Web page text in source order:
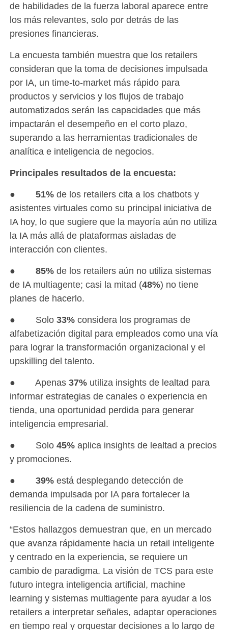
de habilidades de la fuerza laboral aparece entre
los más relevantes, solo por detrás de las
presiones financieras.
La encuesta también muestra que los retailers
consideran que la toma de decisiones impulsada
por IA, un time-to-market más rápido para
productos y servicios y los flujos de trabajo
automatizados serán las capacidades que más
impactarán el desempeño en el corto plazo,
superando a las herramientas tradicionales de
analítica e inteligencia de negocios.
Principales resultados de la encuesta:
● 51%de los retailers cita a los chatbots y
asistentes virtuales como su principal iniciativa de
IA hoy, lo que sugiere que la mayoría aún no utiliza
la IA más allá de plataformas aisladas de
interacción con clientes.
● 85%de los retailers aún no utiliza sistemas
de IA multiagente; casi la mitad (48%) no tiene
planes de hacerlo.
● Solo 33%considera los programas de
alfabetización digital para empleados como una vía
para lograr la transformación organizacional y el
upskilling del talento.
● Apenas 37%utiliza insights de lealtad para
informar estrategias de canales o experiencia en
tienda, una oportunidad perdida para generar
inteligencia empresarial.
● Solo 45%aplica insights de lealtad a precios
y promociones.
● 39%está desplegando detección de
demanda impulsada por IA para fortalecer la
resiliencia de la cadena de suministro.
“Estos hallazgos demuestran que, en un mercado
que avanza rápidamente hacia un retail inteligente
y centrado en la experiencia, se requiere un
cambio de paradigma. La visión de TCS para este
futuro integra inteligencia artificial, machine
learning y sistemas multiagente para ayudar a los
retailers a interpretar señales, adaptar operaciones
en tiempo real y orquestar decisiones a lo largo de